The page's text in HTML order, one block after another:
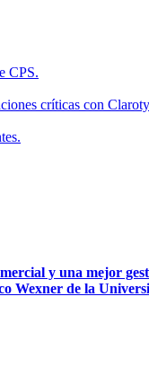
CPS.
críticas con
y una mejor
Wexner de la